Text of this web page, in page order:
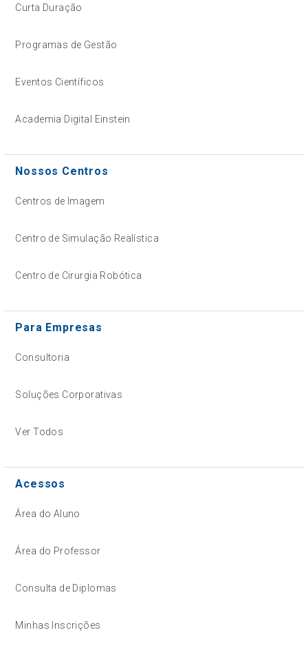
Curta Duração
Programas de Gestão
Eventos Científicos
Academia Digital Einstein
Nossos Centros
Centros de Imagem
Centro de Simulação Realística
Centro de Cirurgia Robótica
Para Empresas
Consultoria
Soluções Corporativas
Ver Todos
Acessos
Área do Aluno
Área do Professor
Consulta de Diplomas
Minhas Inscrições